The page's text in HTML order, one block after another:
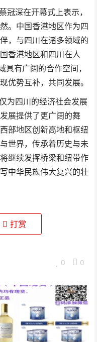
深在开幕式上表示，
。中国香港地区作为四
，与四川在诸多领域的
香港地区和四川在人
具有广阔的合作空间，
优势互补，共同发展。
四川的经济社会发展
展提供了更广阔的舞
部地区创新高地和枢纽
世界，传承着历史与未
继续发挥桥梁和纽带作
中华民族伟大复兴的壮
打赏
0 0